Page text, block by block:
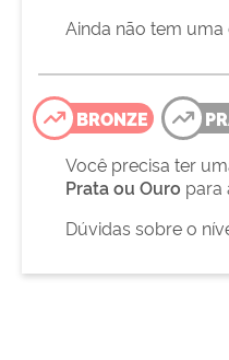
Ainda não tem uma
BRONZE
Você precisa ter
Prata ou Ouro para
Dúvidas sobre o